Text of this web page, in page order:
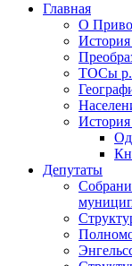
Главная
О
ТОСы р.
Депутаты